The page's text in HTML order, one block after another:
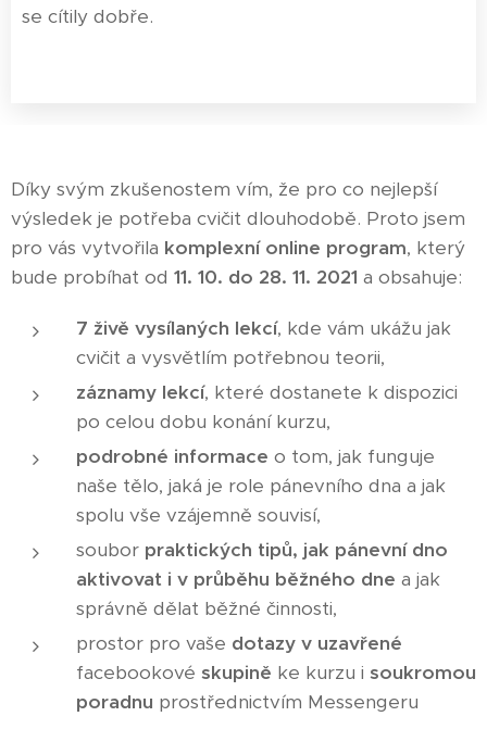
se cítily dobře.
Díky svým zkušenostem vím, že pro co nejlepší
výsledek je potřeba cvičit dlouhodobě. Proto jsem
pro vás vytvořila komplexní online program, který
bude probíhat od 11. 10. do 28. 11. 2021 a obsahuje:
7 živě vysílaných lekcí, kde vám ukážu jak
cvičit a vysvětlím potřebnou teorii,
záznamy lekcí, které dostanete k dispozici
po celou dobu konání kurzu,
podrobné informace o tom, jak funguje
naše tělo, jaká je role pánevního dna a jak
spolu vše vzájemně souvisí,
soubor praktických tipů, jak pánevní dno
aktivovat i v průběhu běžného dne a jak
správně dělat běžné činnosti,
prostor pro vaše dotazy v uzavřené
facebookové skupině ke kurzu i soukromou
poradnu prostřednictvím Messengeru